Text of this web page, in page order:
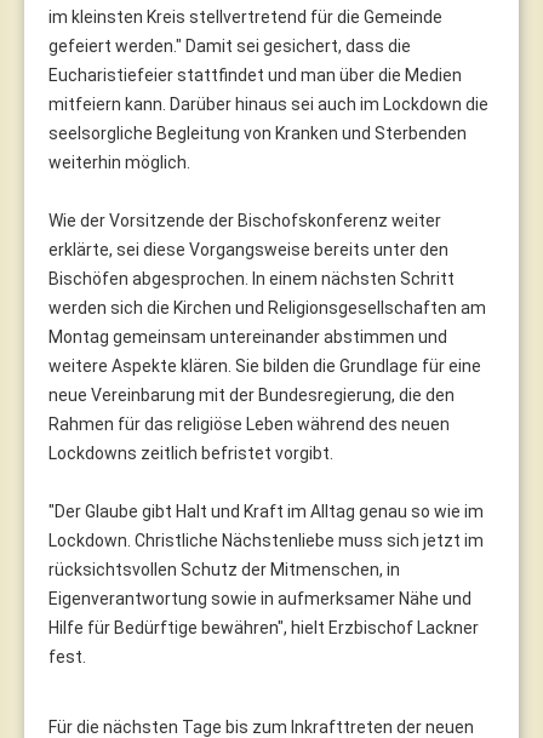
im kleinsten Kreis stellvertretend für die Gemeinde
gefeiert werden." Damit sei gesichert, dass die
Eucharistiefeier stattfindet und man über die Medien
mitfeiern kann. Darüber hinaus sei auch im Lockdown die
seelsorgliche Begleitung von Kranken und Sterbenden
weiterhin möglich.
Wie der Vorsitzende der Bischofskonferenz weiter
erklärte, sei diese Vorgangsweise bereits unter den
Bischöfen abgesprochen. In einem nächsten Schritt
werden sich die Kirchen und Religionsgesellschaften am
Montag gemeinsam untereinander abstimmen und
weitere Aspekte klären. Sie bilden die Grundlage für eine
neue Vereinbarung mit der Bundesregierung, die den
Rahmen für das religiöse Leben während des neuen
Lockdowns zeitlich befristet vorgibt.
"Der Glaube gibt Halt und Kraft im Alltag genau so wie im
Lockdown. Christliche Nächstenliebe muss sich jetzt im
rücksichtsvollen Schutz der Mitmenschen, in
Eigenverantwortung sowie in aufmerksamer Nähe und
Hilfe für Bedürftige bewähren", hielt Erzbischof Lackner
fest.
Für die nächsten Tage bis zum Inkrafttreten der neuen